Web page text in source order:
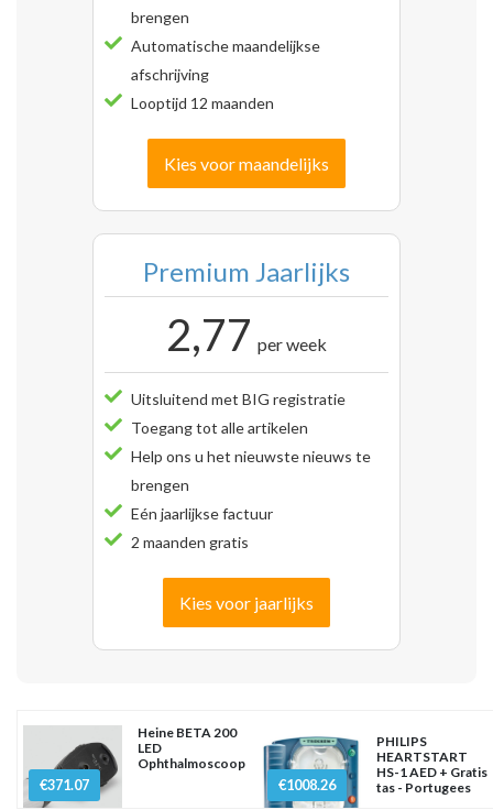
brengen
Automatische maandelijkse
afschrijving
Looptijd 12 maanden
Kies voor maandelijks
Premium Jaarlijks
2,77 per week
Uitsluitend met BIG registratie
Toegang tot alle artikelen
Help ons u het nieuwste nieuws te
brengen
Eén jaarlijkse factuur
2 maanden gratis
Kies voor jaarlijks
€371.07
Heine BETA 200
LED
Ophthalmoscoop
€1008.26
PHILIPS
HEARTSTART
HS-1 AED + Gratis
tas - Portugees